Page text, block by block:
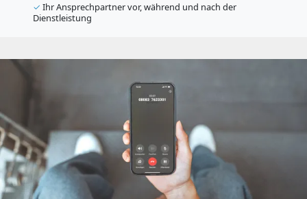
✓ Ihr Ansprechpartner vor, während und nach der
Dienstleistung